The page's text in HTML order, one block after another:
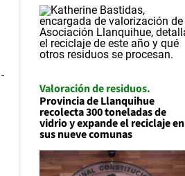
Valoración de residuos
Provincia de Llanquihue
recolecta 300 toneladas de
vidrio y expande el reciclaje en
sus nueve comunas